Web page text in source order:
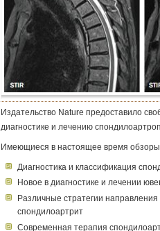
Издательство Nature предоставило
диагностике и лечению
Имеющиеся в настоящее время
Диагностика и классификация
Новое в диагностике и лечении
Различные стратегии
спондилоартрит
Современная терапия